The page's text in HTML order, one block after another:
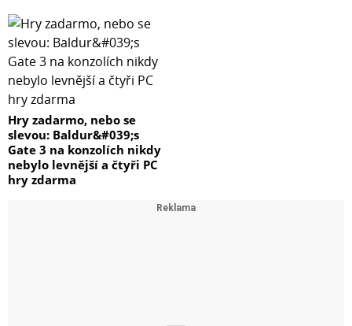
Hry zadarmo, nebo se
slevou: Baldur&#039;s
Gate 3 na konzolích nikdy
nebylo levnější a čtyři PC
hry zdarma